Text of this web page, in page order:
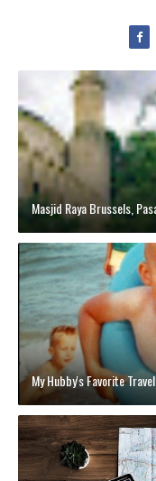
Masjid Raya Brussels,
My Hubby's Favorite